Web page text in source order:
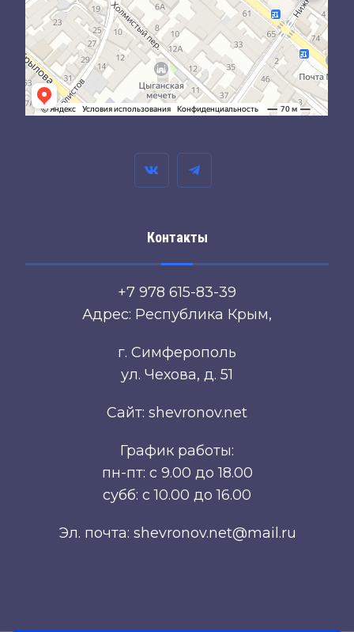
Контакты
+7 978 615-83-39
Адрес: Республика Крым,
г. Симферополь
ул. Чехова, д. 51
Сайт: shevronov.net
График работы:
пн-пт: с 9.00 до 18.00
субб: с 10.00 до 16.00
Эл. почта: shevronov.net@mail.ru